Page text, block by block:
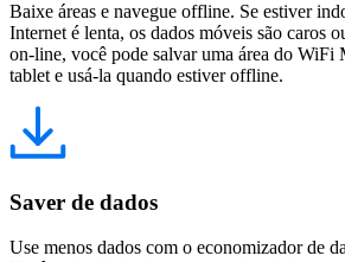
Baixe áreas e navegue offline. Se estiver
Internet é lenta, os dados móveis são caros
on-line, você pode salvar uma área do WiFi
tablet e usá-la quando estiver offline.
Saver de dados
Use menos dados com o economizador de